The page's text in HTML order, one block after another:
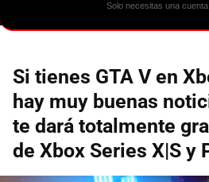
Si tienes GTA V en
hay muy buenas
te dará totalmente
de Xbox Series X|S y
Solo necesitas una